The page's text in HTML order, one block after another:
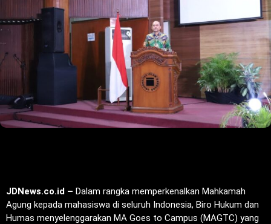
JDNews.co.id – Dalam rangka memperkenalkan Mahkamah
Agung kepada mahasiswa di seluruh Indonesia, Biro Hukum dan
Humas menyelenggarakan MA Goes to Campus (MAGTC) yang